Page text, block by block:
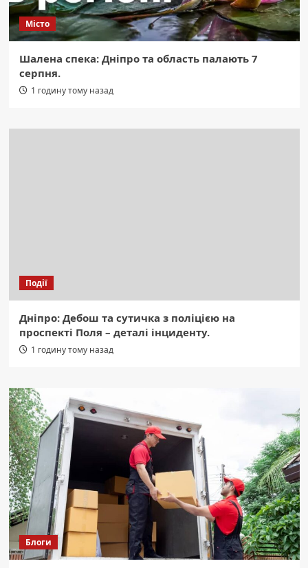
Місто
Шалена спека: Дніпро та область палають 7
серпня.
1 годину тому назад
Події
Дніпро: Дебош та сутичка з поліцією на
проспекті Поля – деталі інциденту.
1 годину тому назад
Блоги